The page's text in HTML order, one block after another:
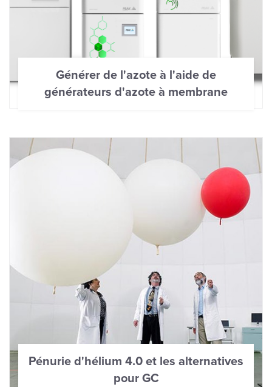
Générer de l'azote à l'aide de
générateurs d'azote à membrane
Pénurie d'hélium 4.0 et les alternatives
pour GC